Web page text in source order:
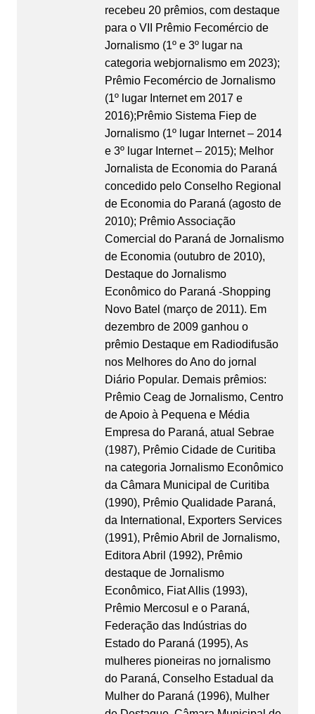
recebeu 20 prêmios, com destaque
para o VII Prêmio Fecomércio de
Jornalismo (1º e 3º lugar na
categoria webjornalismo em 2023);
Prêmio Fecomércio de Jornalismo
(1º lugar Internet em 2017 e
2016);Prêmio Sistema Fiep de
Jornalismo (1º lugar Internet – 2014
e 3º lugar Internet – 2015); Melhor
Jornalista de Economia do Paraná
concedido pelo Conselho Regional
de Economia do Paraná (agosto de
2010); Prêmio Associação
Comercial do Paraná de Jornalismo
de Economia (outubro de 2010),
Destaque do Jornalismo
Econômico do Paraná -Shopping
Novo Batel (março de 2011). Em
dezembro de 2009 ganhou o
prêmio Destaque em Radiodifusão
nos Melhores do Ano do jornal
Diário Popular. Demais prêmios:
Prêmio Ceag de Jornalismo, Centro
de Apoio à Pequena e Média
Empresa do Paraná, atual Sebrae
(1987), Prêmio Cidade de Curitiba
na categoria Jornalismo Econômico
da Câmara Municipal de Curitiba
(1990), Prêmio Qualidade Paraná,
da International, Exporters Services
(1991), Prêmio Abril de Jornalismo,
Editora Abril (1992), Prêmio
destaque de Jornalismo
Econômico, Fiat Allis (1993),
Prêmio Mercosul e o Paraná,
Federação das Indústrias do
Estado do Paraná (1995), As
mulheres pioneiras no jornalismo
do Paraná, Conselho Estadual da
Mulher do Paraná (1996), Mulher